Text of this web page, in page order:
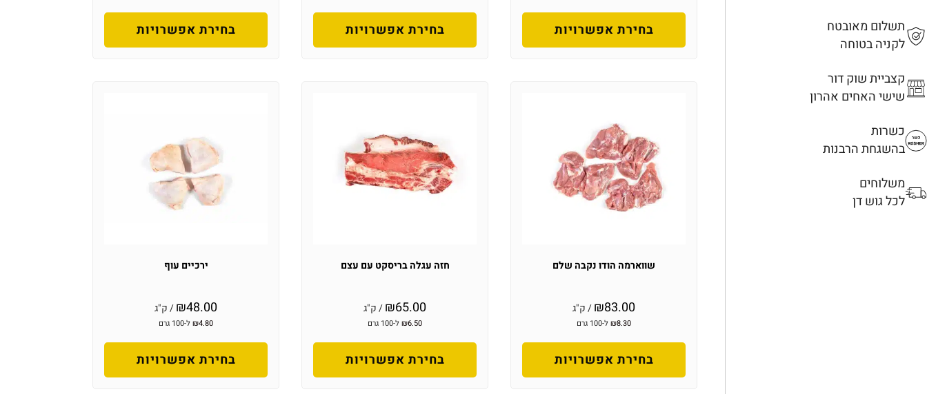
תשלום מאובטח
לקניה בטוחה
קצביית שוק דור
שישי האחים אהרון
כשרות
בהשגחת הרבנות
משלוחים
לכל גוש דן
בחירת אפשרויות בחירת אפשרויות בחירת אפשרויות
שווארמה הודו נקבה שלם
₪83.00 / ק"ג
₪8.30 ל-100 גרם
בחירת אפשרויות
חזה עגלה בריסקט עם עצם
₪65.00 / ק"ג
₪6.50 ל-100 גרם
בחירת אפשרויות
ירכיים עוף
₪48.00 / ק"ג
₪4.80 ל-100 גרם
בחירת אפשרויות